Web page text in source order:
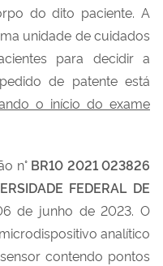
do dito paciente. A
unidade de cuidados
para decidir a
de patente está
o início do exame
n° BR10 2021 023826
FEDERAL DE
de junho de 2023. O
analítico
contendo pontos